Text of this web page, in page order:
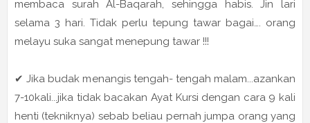
membaca surah Al-Baqarah, sehingga habis. Jin lari
selama 3 hari. Tidak perlu tepung tawar bagai…. orang
melayu suka sangat menepung tawar !!!
✔ Jika budak menangis tengah- tengah malam...azankan
7-10kali...jika tidak bacakan Ayat Kursi dengan cara 9 kali
henti (tekniknya) sebab beliau pernah jumpa orang yang